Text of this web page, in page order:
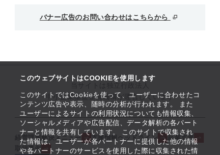
このウェブサイトはCOOKIEを使用します
このサイトではCookieを使って、ユーザーに合わせたコ
ンテンツ広告や表示、随時の分析が行われます。 また
ユーザーによるサイトの利用状況についても情報収集、
ソーシャルメディアや広告配信、データ解析の各パート
ナーと情報を共有しています。 このサイトで収集され
た情報は、ユーザーが各パートナーに提供した他の情報
や各パートナーのサービスを使用した際に収集された情
バナー広告のお問い合わせはこちらから
中小企業基盤整備機構が運営しています
経営課題解決メニュー 支援情報ヘッドライン
起業支援
取組事例